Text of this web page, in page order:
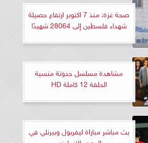
صحة غزة: منذ 7 اكتوبر ارتفاع حصيلة
شهداء فلسطين إلى 28064 شهيدًا
مشاهدة مسلسل حدوتة منسية
الحلقة 12 كاملة HD
بث مباشر مباراة ليفربول وبيرنلي في